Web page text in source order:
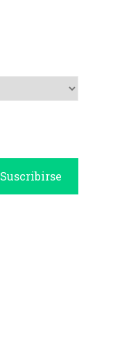
Suscribirse